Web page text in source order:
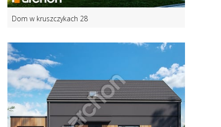
Dom w kruszczykach 28